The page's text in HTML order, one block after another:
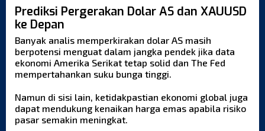
Prediksi Pergerakan Dolar AS dan XAUUSD
ke Depan
Banyak analis memperkirakan dolar AS masih
berpotensi menguat dalam jangka pendek jika data
ekonomi Amerika Serikat tetap solid dan The Fed
mempertahankan suku bunga tinggi.
Namun di sisi lain, ketidakpastian ekonomi global juga
dapat mendukung kenaikan harga emas apabila risiko
pasar semakin meningkat.